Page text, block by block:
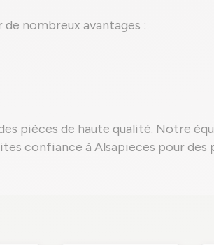
nombreux avantages :
pièces de haute qualité. Notre
confiance à Alsapieces pour